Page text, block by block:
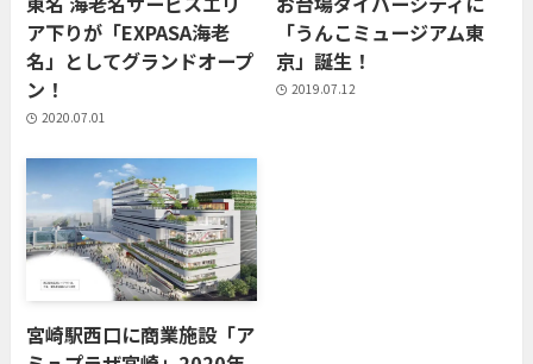
ア下りが「EXPASA海老
名」としてグランドオープ
ン！
2020.07.01
「うんこミュージアム東
京」誕生！
2019.07.12
宮崎駅西口に商業施設「ア